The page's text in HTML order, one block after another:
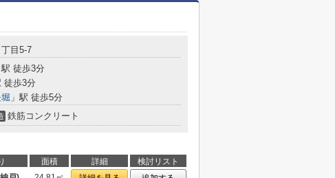
丁目5-7
駅 徒歩3分
徒歩3分
」駅 徒歩5分
鉄筋コンクリート
面積 詳細
検討リスト